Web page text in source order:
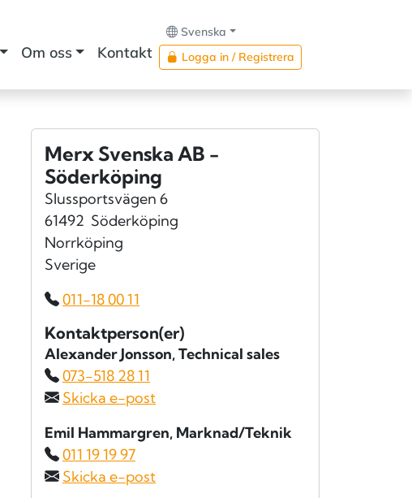
Om oss Kontakt
Svenska
Logga in / Registrera
Merx Svenska AB -
Söderköping
Slussportsvägen 6
61492 Söderköping
Norrköping
Sverige
011-18 00 11
Kontaktperson(er)
Alexander Jonsson, Technical sales
073-518 28 11
Skicka e-post
Emil Hammargren, Marknad/Teknik
011 19 19 97
Skicka e-post